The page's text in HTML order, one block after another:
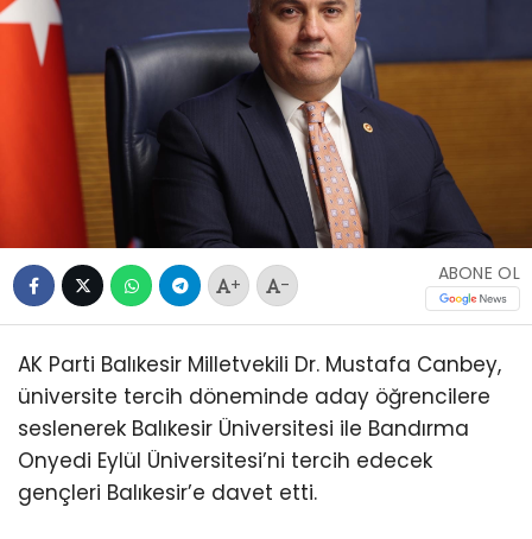
+ -
ABONE OL
AK Parti Balıkesir Milletvekili Dr. Mustafa Canbey,
üniversite tercih döneminde aday öğrencilere
seslenerek Balıkesir Üniversitesi ile Bandırma
Onyedi Eylül Üniversitesi’ni tercih edecek
gençleri Balıkesir’e davet etti.